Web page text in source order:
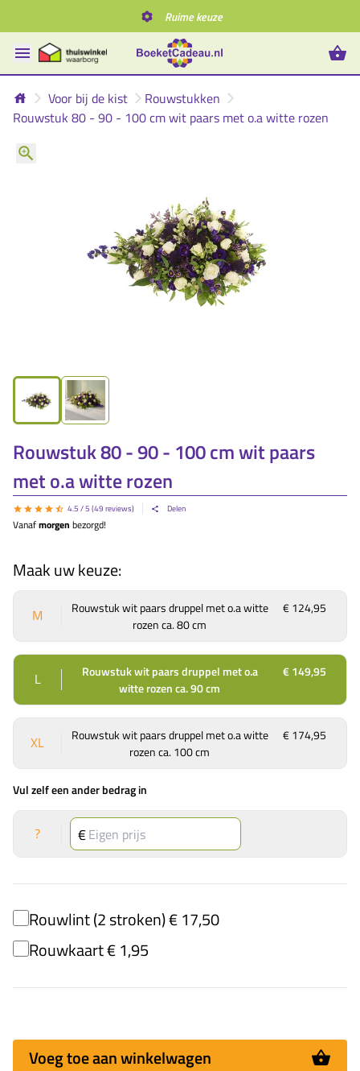
Ruime keuze
Voor bij de kist
Rouwstukken
Rouwstuk 80 - 90 - 100 cm wit paars met o.a witte rozen
Rouwstuk 80 - 90 - 100 cm wit paars
met o.a witte rozen
4.5 / 5 (49 reviews) Delen
Vanafmorgen bezorgd!
Maak uw keuze:
M
Rouwstuk wit paars druppel met o.a witte
rozen ca. 80 cm
€ 124,95
L
Rouwstuk wit paars druppel met o.a
witte rozen ca. 90 cm
€ 149,95
XL
Rouwstuk wit paars druppel met o.a witte
rozen ca. 100 cm
€ 174,95
Vul zelf een ander bedrag in
?
Rouwlint (2 stroken) € 17,50
Rouwkaart € 1,95
Voeg toe aan winkelwagen